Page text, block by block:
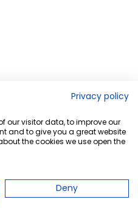
Privacy policy
our visitor data, to improve our
and to give you a great website
the cookies we use open the
Deny